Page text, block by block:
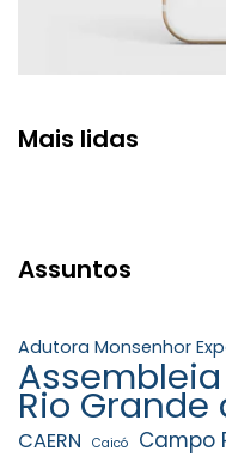
Mais lidas
Assuntos
Adutora Monsenhor
Rio Grande
CAERN Caicó Campo